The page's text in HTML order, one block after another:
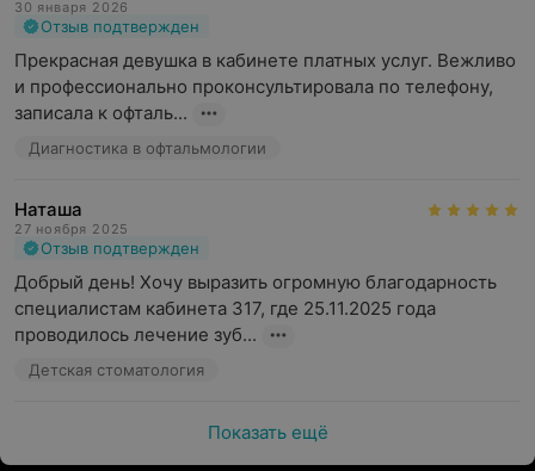
30 января 2026
Отзыв подтвержден
Прекрасная девушка в кабинете платных услуг. Вежливо
и профессионально проконсультировала по телефону,
записала к офталь...
Диагностика в офтальмологии
Наташа
27 ноября 2025
Отзыв подтвержден
Добрый день! Хочу выразить огромную благодарность
специалистам кабинета 317, где 25.11.2025 года
проводилось лечение зуб...
Детская стоматология
Показать ещё